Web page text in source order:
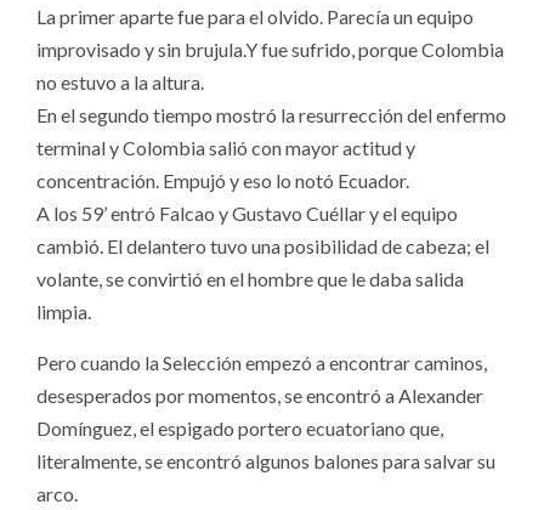
La primer aparte fue para el olvido. Parecía un equipo
improvisado y sin brujula.Y fue sufrido, porque Colombia
no estuvo a la altura.
En el segundo tiempo mostró la resurrección del enfermo
terminal y Colombia salió con mayor actitud y
concentración. Empujó y eso lo notó Ecuador.
A los 59’ entró Falcao y Gustavo Cuéllar y el equipo
cambió. El delantero tuvo una posibilidad de cabeza; el
volante, se convirtió en el hombre que le daba salida
limpia.
Pero cuando la Selección empezó a encontrar caminos,
desesperados por momentos, se encontró a Alexander
Domínguez, el espigado portero ecuatoriano que,
literalmente, se encontró algunos balones para salvar su
arco.